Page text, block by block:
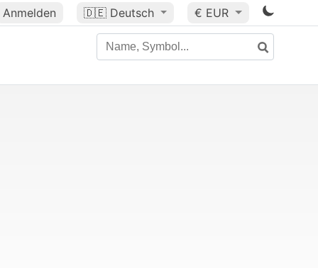
Anmelden 🇩🇪 Deutsch € EUR